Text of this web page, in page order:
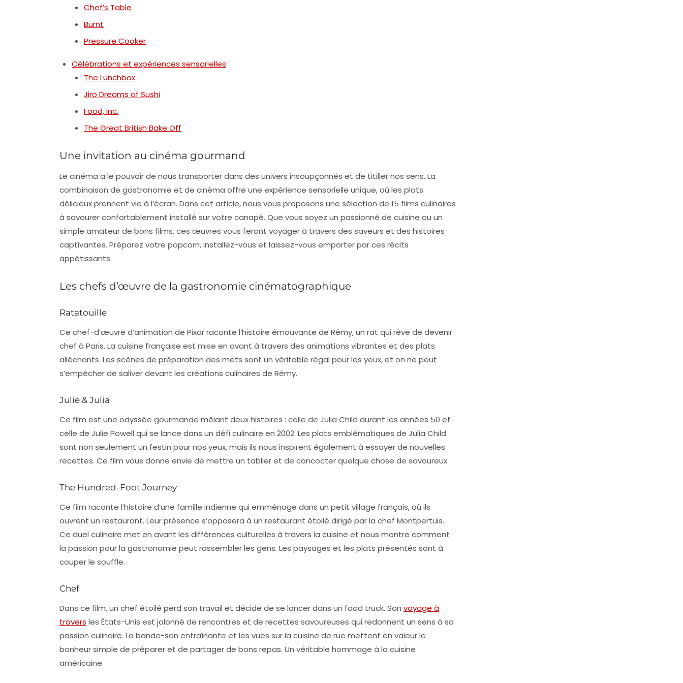
Chef’s Table
Burnt
Pressure Cooker
Célébrations et expériences sensorielles
The Lunchbox
Jiro Dreams of Sushi
Food, Inc.
The Great British Bake Off
Une invitation au cinéma gourmand
Le cinéma a le pouvoir de nous transporter dans des univers insoupçonnés et de titiller nos sens. La
combinaison de gastronomie et de cinéma offre une expérience sensorielle unique, où les plats
délicieux prennent vie à l’écran. Dans cet article, nous vous proposons une sélection de 15 films culinaires
à savourer confortablement installé sur votre canapé. Que vous soyez un passionné de cuisine ou un
simple amateur de bons films, ces œuvres vous feront voyager à travers des saveurs et des histoires
captivantes. Préparez votre popcorn, installez-vous et laissez-vous emporter par ces récits
appétissants.
Les chefs d’œuvre de la gastronomie cinématographique
Ratatouille
Ce chef-d’œuvre d’animation de Pixar raconte l’histoire émouvante de Rémy, un rat qui rêve de devenir
chef à Paris. La cuisine française est mise en avant à travers des animations vibrantes et des plats
alléchants. Les scènes de préparation des mets sont un véritable régal pour les yeux, et on ne peut
s’empêcher de saliver devant les créations culinaires de Rémy.
Julie & Julia
Ce film est une odyssée gourmande mêlant deux histoires : celle de Julia Child durant les années 50 et
celle de Julie Powell qui se lance dans un défi culinaire en 2002. Les plats emblématiques de Julia Child
sont non seulement un festin pour nos yeux, mais ils nous inspirent également à essayer de nouvelles
recettes. Ce film vous donne envie de mettre un tablier et de concocter quelque chose de savoureux.
The Hundred-Foot Journey
Ce film raconte l’histoire d’une famille indienne qui emménage dans un petit village français, où ils
ouvrent un restaurant. Leur présence s’opposera à un restaurant étoilé dirigé par la chef Montpertuis.
Ce duel culinaire met en avant les différences culturelles à travers la cuisine et nous montre comment
la passion pour la gastronomie peut rassembler les gens. Les paysages et les plats présentés sont à
couper le souffle.
Chef
Dans ce film, un chef étoilé perd son travail et décide de se lancer dans un food truck. Son voyage à
travers les États-Unis est jalonné de rencontres et de recettes savoureuses qui redonnent un sens à sa
passion culinaire. La bande-son entraînante et les vues sur la cuisine de rue mettent en valeur le
bonheur simple de préparer et de partager de bons repas. Un véritable hommage à la cuisine
américaine.